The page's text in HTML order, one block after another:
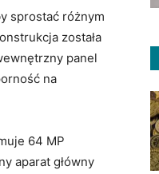
sprostać różnym
została
panel
na
64 MP
aparat główny